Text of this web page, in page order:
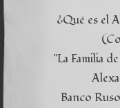
¿Qué es el
"La Familia
Banco